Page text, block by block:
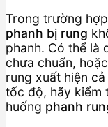
Trong trường
phanh bị rung
phanh. Có thể là
chưa chuẩn,
rung xuất hiện
tốc độ, hãy kiểm
huống phanh